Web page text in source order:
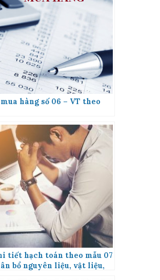
hàng số 06 – VT theo
tiết hạch toán theo mẫu 07
bổ nguyên liệu, vật liệu,